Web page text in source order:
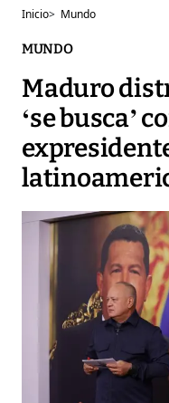
Inicio> Mundo
MUNDO
Maduro
‘se busca’